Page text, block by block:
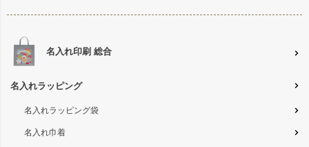
名入れ印刷 総合
名入れラッピング
名入れラッピング袋
名入れ巾着